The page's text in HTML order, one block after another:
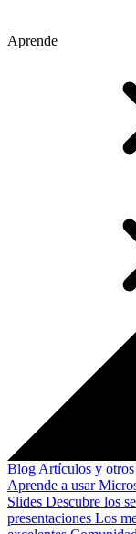
Aprende
Blog Artículos y otros
Aprende a usar
Slides Descubre los
presentaciones Los